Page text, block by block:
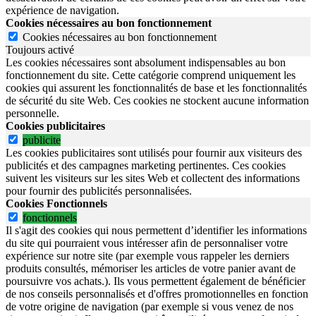
expérience de navigation.
Cookies nécessaires au bon fonctionnement
Cookies nécessaires au bon fonctionnement
Toujours activé
Les cookies nécessaires sont absolument indispensables au bon
fonctionnement du site. Cette catégorie comprend uniquement les
cookies qui assurent les fonctionnalités de base et les fonctionnalités
de sécurité du site Web. Ces cookies ne stockent aucune information
personnelle.
Cookies publicitaires
publicite
Les cookies publicitaires sont utilisés pour fournir aux visiteurs des
publicités et des campagnes marketing pertinentes. Ces cookies
suivent les visiteurs sur les sites Web et collectent des informations
pour fournir des publicités personnalisées.
Cookies Fonctionnels
fonctionnels
Il s'agit des cookies qui nous permettent d’identifier les informations
du site qui pourraient vous intéresser afin de personnaliser votre
expérience sur notre site (par exemple vous rappeler les derniers
produits consultés, mémoriser les articles de votre panier avant de
poursuivre vos achats.). Ils vous permettent également de bénéficier
de nos conseils personnalisés et d'offres promotionnelles en fonction
de votre origine de navigation (par exemple si vous venez de nos